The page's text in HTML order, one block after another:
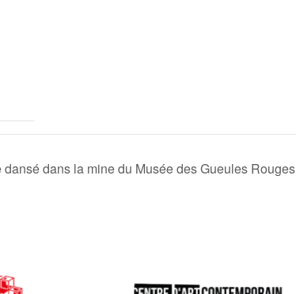
dansé dans la mine du Musée des Gueules Rouges